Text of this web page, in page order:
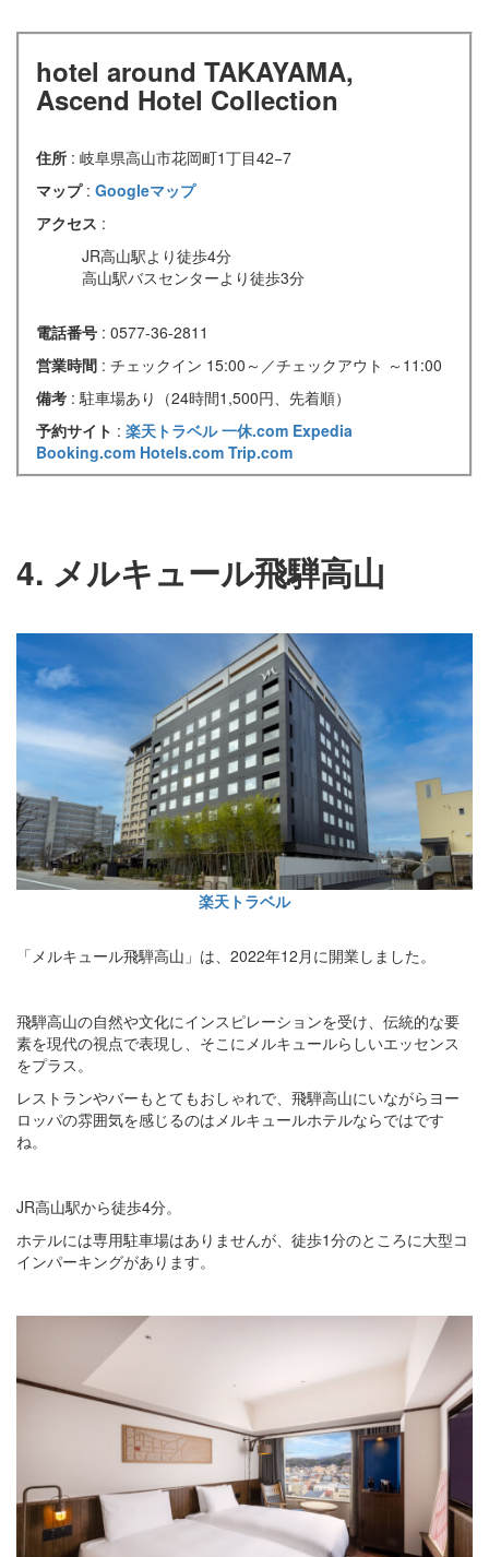
hotel around TAKAYAMA,
Ascend Hotel Collection
住所 : 岐阜県高山市花岡町1丁目42−7
マップ : Googleマップ
アクセス :
JR高山駅より徒歩4分
高山駅バスセンターより徒歩3分
電話番号 : 0577-36-2811
営業時間 : チェックイン 15:00～／チェックアウト ～11:00
備考 : 駐車場あり（24時間1,500円、先着順）
予約サイト : 楽天トラベル一休.com Expedia
Booking.com Hotels.com Trip.com
4. メルキュール飛騨高山
楽天トラベル
「メルキュール飛騨高山」は、2022年12月に開業しました。
飛騨高山の自然や文化にインスピレーションを受け、伝統的な要
素を現代の視点で表現し、そこにメルキュールらしいエッセンス
をプラス。
レストランやバーもとてもおしゃれで、飛騨高山にいながらヨー
ロッパの雰囲気を感じるのはメルキュールホテルならではです
ね。
JR高山駅から徒歩4分。
ホテルには専用駐車場はありませんが、徒歩1分のところに大型コ
インパーキングがあります。